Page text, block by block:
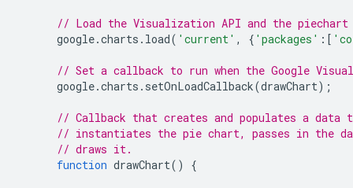
// Load the Visualization API and the piechart
google.charts . load( 'current' , { 'packages' :[
// Set a callback to run when the Google
google.charts . setOnLoadCallback(drawChart);
// Callback that creates and populates a data
// instantiates the pie chart, passes in the
// draws it.
function drawChart() {